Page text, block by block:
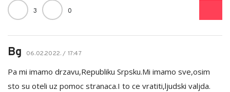
3 0
Bg 06.02.2022. / 17:47
Pa mi imamo drzavu,Republiku Srpsku.Mi imamo sve,osim
sto su oteli uz pomoc stranaca.I to ce vratiti,ljudski valjda.